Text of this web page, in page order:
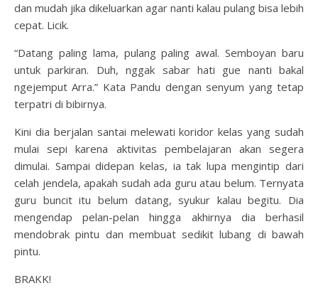
dan mudah jika dikeluarkan agar nanti kalau pulang bisa lebih
cepat. Licik.
“Datang paling lama, pulang paling awal. Semboyan baru
untuk parkiran. Duh, nggak sabar hati gue nanti bakal
ngejemput Arra.” Kata Pandu dengan senyum yang tetap
terpatri di bibirnya.
Kini dia berjalan santai melewati koridor kelas yang sudah
mulai sepi karena aktivitas pembelajaran akan segera
dimulai. Sampai didepan kelas, ia tak lupa mengintip dari
celah jendela, apakah sudah ada guru atau belum. Ternyata
guru buncit itu belum datang, syukur kalau begitu. Dia
mengendap pelan-pelan hingga akhirnya dia berhasil
mendobrak pintu dan membuat sedikit lubang di bawah
pintu.
BRAKK!